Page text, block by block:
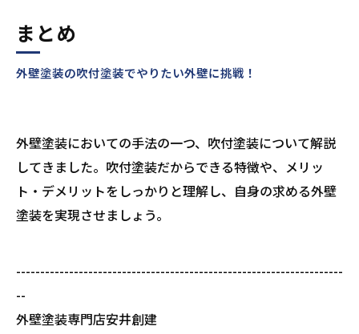
外壁塗装の吹付塗装でやりたい外壁に挑戦！
まとめ
外壁塗装においての手法の一つ、吹付塗装について解説
してきました。吹付塗装だからできる特徴や、メリッ
ト・デメリットをしっかりと理解し、自身の求める外壁
塗装を実現させましょう。
--------------------------------------------------------------------
--
外壁塗装専門店安井創建